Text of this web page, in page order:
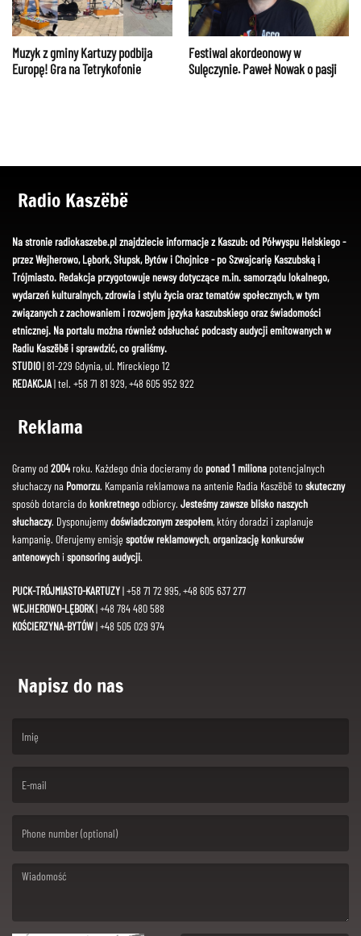
Muzyk z gminy Kartuzy podbija
Europę! Gra na Tetrykofonie
Festiwal akordeonowy w
Sulęczynie. Paweł Nowak o pasji
Radio Kaszëbë
Na stronie radiokaszebe.pl znajdziecie informacje z Kaszub: od Półwyspu Helskiego -
przez Wejherowo, Lębork, Słupsk, Bytów i Chojnice - po Szwajcarię Kaszubską i
Trójmiasto. Redakcja przygotowuje newsy dotyczące m.in. samorządu lokalnego,
wydarzeń kulturalnych, zdrowia i stylu życia oraz tematów społecznych, w tym
związanych z zachowaniem i rozwojem języka kaszubskiego oraz świadomości
etnicznej. Na portalu można również odsłuchać podcasty audycji emitowanych w
Radiu Kaszëbë i sprawdzić, co graliśmy.
STUDIO| 81-229 Gdynia, ul. Mireckiego 12
REDAKCJA| tel. +58 71 81 929, +48 605 952 922
Reklama
Gramy od 2004roku. Każdego dnia docieramy do ponad 1 miliona potencjalnych
słuchaczy na Pomorzu. Kampania reklamowa na antenie Radia Kaszëbë toskuteczny
sposób dotarcia dokonkretnegoodbiorcy. Jesteśmy zawsze blisko naszych
słuchaczy. Dysponujemydoświadczonym zespołem, który doradzi i zaplanuje
kampanię. Oferujemy emisję spotów reklamowych,organizację konkursów
antenowychi sponsoring audycji.
PUCK-TRÓJMIASTO-KARTUZY| +58 71 72 995, +48 605 637 277
WEJHEROWO-LĘBORK| +48 784 480 588
KOŚCIERZYNA-BYTÓW| +48 505 029 974
Napisz do nas